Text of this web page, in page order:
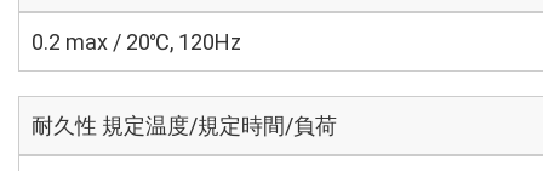
0.2 max / 20℃, 120Hz
耐久性 規定温度/規定時間/負荷